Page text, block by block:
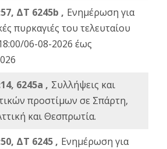
ΔΤ 6245b , Ενημέρωση για
πυρκαγιές του τελευταίου
06-08-2026 έως
6245a , Συλλήψεις και
προστίμων σε Σπάρτη,
και Θεσπρωτία.
ΔΤ 6245 , Ενημέρωση για